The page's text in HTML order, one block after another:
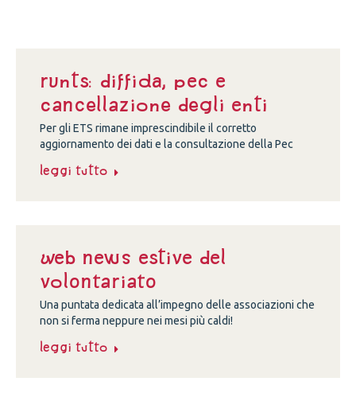
Runts: diffida, Pec e
cancellazione degli enti
Per gli ETS rimane imprescindibile il corretto
aggiornamento dei dati e la consultazione della Pec
Leggi tutto
Web news estive del
volontariato
Una puntata dedicata all’impegno delle associazioni che
non si ferma neppure nei mesi più caldi!
Leggi tutto